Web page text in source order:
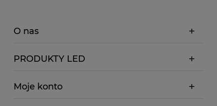
O nas
PRODUKTY LED
Moje konto